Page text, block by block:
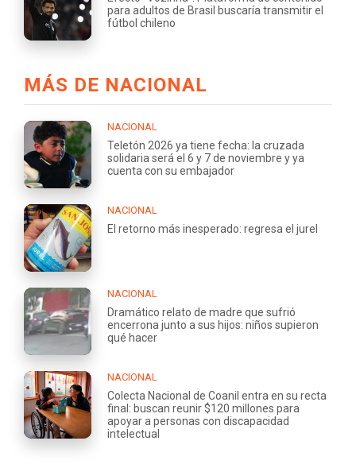
para adultos de Brasil buscaría transmitir el
fútbol chileno
MÁS DE NACIONAL
NACIONAL
Teletón 2026 ya tiene fecha: la cruzada
solidaria será el 6 y 7 de noviembre y ya
cuenta con su embajador
NACIONAL
El retorno más inesperado: regresa el jurel
NACIONAL
Dramático relato de madre que sufrió
encerrona junto a sus hijos: niños supieron
qué hacer
NACIONAL
Colecta Nacional de Coanil entra en su recta
final: buscan reunir $120 millones para
apoyar a personas con discapacidad
intelectual